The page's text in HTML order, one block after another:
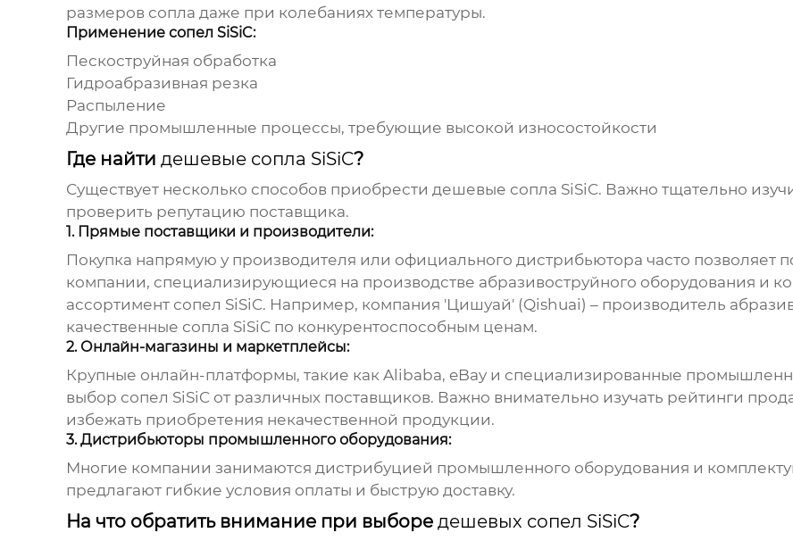
размеров сопла даже при колебаниях температуры.
Применение сопел SiSiC:
Пескоструйная обработка
Гидроабразивная резка
Распыление
Другие промышленные процессы, требующие высокой износостойкости
Где найти дешевые сопла SiSiC?
Существует несколько способов приобрести дешевые сопла SiSiC. Важно тщательно
проверить репутацию поставщика.
1. Прямые поставщики и производители:
Покупка напрямую у производителя или официального дистрибьютора часто позволяет
компании, специализирующиеся на производстве абразивоструйного оборудования и
ассортимент сопел SiSiC. Например, компания 'Цишуай' (Qishuai) – производитель
качественные сопла SiSiC по конкурентоспособным ценам.
2. Онлайн-магазины и маркетплейсы:
Крупные онлайн-платформы, такие как Alibaba, eBay и специализированные
выбор сопел SiSiCот различных поставщиков. Важно внимательно изучать рейтинги
избежать приобретения некачественной продукции.
3. Дистрибьюторы промышленного оборудования:
Многие компании занимаются дистрибуцией промышленного оборудования и
предлагают гибкие условия оплаты и быструю доставку.
На что обратить внимание при выборе дешевых сопел SiSiC?